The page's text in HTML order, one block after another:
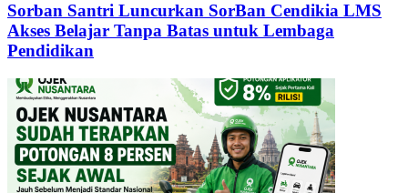
Sorban Santri Luncurkan SorBan Cendikia LMS
Akses Belajar Tanpa Batas untuk Lembaga
Pendidikan